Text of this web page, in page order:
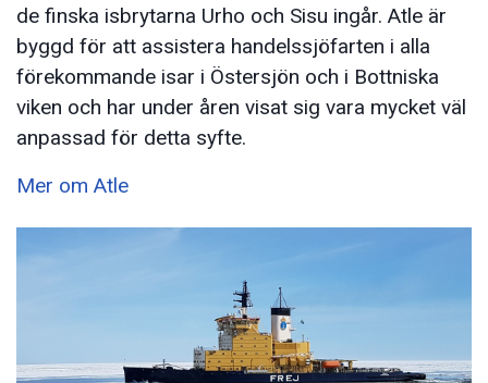
de finska isbrytarna Urho och Sisu ingår. Atle är
byggd för att assistera handelssjöfarten i alla
förekommande isar i Östersjön och i Bottniska
viken och har under åren visat sig vara mycket väl
anpassad för detta syfte.
Mer om Atle